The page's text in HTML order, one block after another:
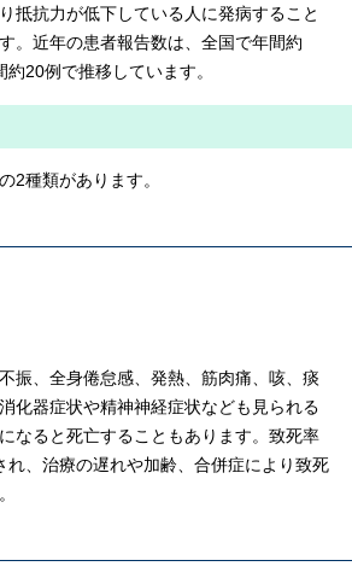
抵抗力が低下している人に発病すること
。近年の患者報告数は、全国で年間約
20例で推移しています。
2種類があります。
振、全身倦怠感、発熱、筋肉痛、咳、痰
化器症状や精神神経症状なども見られる
なると死亡することもあります。致死率
れ、治療の遅れや加齢、合併症により致死